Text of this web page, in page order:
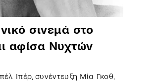
σινεμά στο
αφίσα Νυχτών
Ιπέρ, συνέντευξη Μία Γκοθ,